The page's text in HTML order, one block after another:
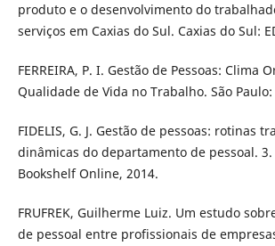
produto e o desenvolvimento do
serviços em Caxias do Sul. Caxias do Sul:
FERREIRA, P. I. Gestão de Pessoas: Clima
Qualidade de Vida no Trabalho. São Paulo:
FIDELIS, G. J. Gestão de pessoas: rotinas
dinâmicas do departamento de pessoal.
Bookshelf Online, 2014.
FRUFREK, Guilherme Luiz. Um estudo
de pessoal entre profissionais de